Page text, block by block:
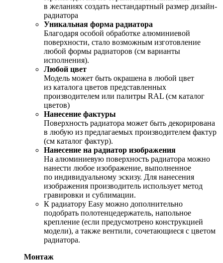
в желаниях создать нестандартный размер дизайн-
радиатора
Уникальная форма радиатора
Благодаря особой обработке алюминиевой
поверхности, стало возможным изготовление
любой формы радиаторов (см варианты
исполнения).
Любой цвет
Модель может быть окрашена в любой цвет
из каталога цветов представленных
производителем или палитры RAL (см каталог
цветов)
Нанесение фактуры
Поверхность радиатора может быть декорирована
в любую из предлагаемых производителем фактур
(см каталог фактур).
Нанесение на радиатор изображения
На алюминиевую поверхность радиатора можно
нанести любое изображение, выполненное
по индивидуальному эскизу. Для нанесения
изображения производитель использует метод
гравировки и сублимации.
К радиатору Easy можно дополнительно
подобрать полотенцедержатель, напольное
крепление (если предусмотрено конструкцией
модели), а также вентили, сочетающиеся с цветом
радиатора.
Монтаж